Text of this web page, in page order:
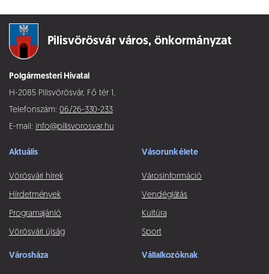
Pilisvörösvár város, önkormányzat
Polgármesteri Hivatal
H-2085 Pilisvörösvár, Fő tér 1.
Telefonszám: 06/26-330-233
E-mail: info@pilisvorosvar.hu
Aktuális
Vörösvári hírek
Hírdetmények
Programajánló
Vörösvári újság
Vásorunk élete
Városinformáció
Vendéglátás
Kultúra
Sport
Városháza Vállalkozóknak